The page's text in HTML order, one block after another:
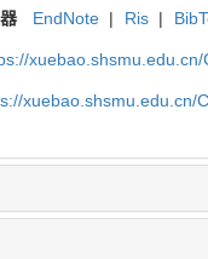
EndNote | Ris |
xuebao.shsmu.edu.cn/